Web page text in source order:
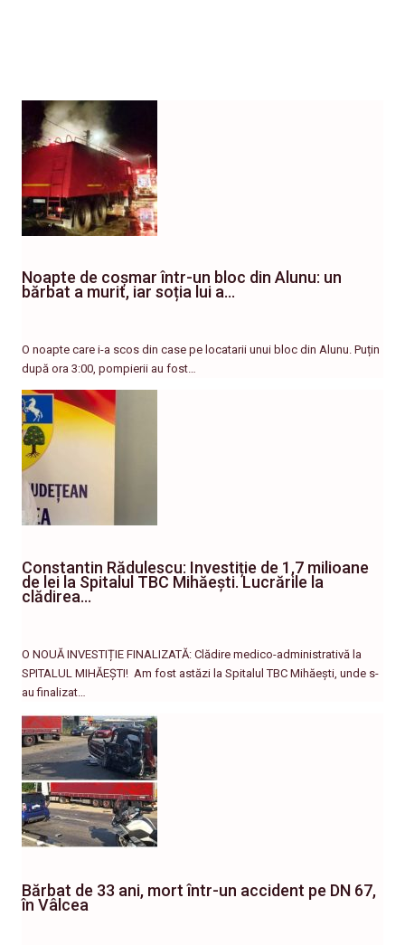
Noapte de coșmar într-un bloc din Alunu: un
bărbat a murit, iar soția lui a…
O noapte care i-a scos din case pe locatarii unui bloc din Alunu. Puțin
după ora 3:00, pompierii au fost…
Constantin Rădulescu: Investiție de 1,7 milioane
de lei la Spitalul TBC Mihăești. Lucrările la
clădirea…
O NOUĂ INVESTIȚIE FINALIZATĂ: Clădire medico-administrativă la
SPITALUL MIHĂEȘTI! ​ Am fost astăzi la Spitalul TBC Mihăești, unde s-
au finalizat…
Bărbat de 33 ani, mort într-un accident pe DN 67,
în Vâlcea